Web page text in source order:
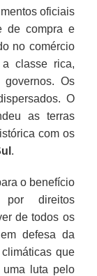
oficiais
de compra e
no comércio
classe rica,
Os
O
as terras
com os
.
o benefício
direitos
de todos os
defesa da
que
luta pelo